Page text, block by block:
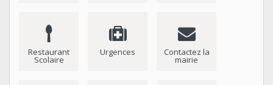
Restaurant
Scolaire
Urgences Contactez la
mairie